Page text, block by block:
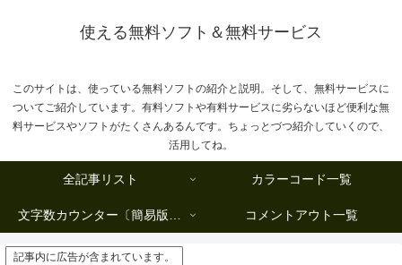
使える無料ソフト＆無料サービス
このサイトは、使っている無料ソフトの紹介と説明。そして、無料サービスに
ついてご紹介しています。有料ソフトや有料サービスに劣らないほど便利な無
料サービスやソフトがたくさんあるんです。ちょっとづつ紹介していくので、
活用してね。
全記事リスト カラーコード一覧
文字数カウンター〔簡易版複数行タイプ〕 コメントアウト一覧
記事内に広告が含まれています。